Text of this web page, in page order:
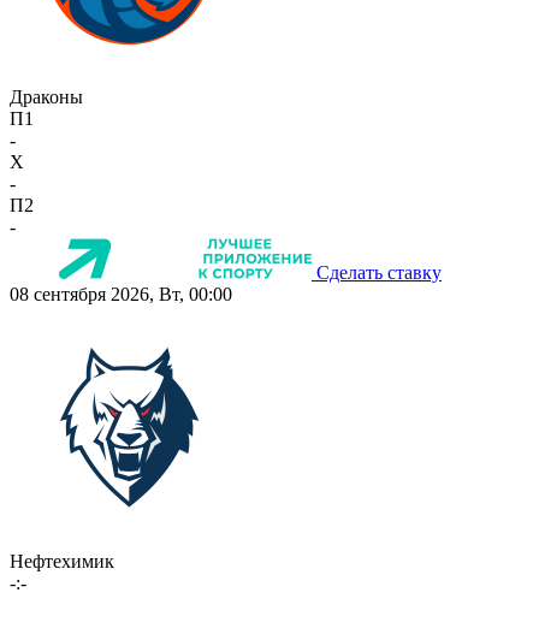
Драконы
П1
-
X
-
П2
-
Сделать ставку
08 сентября 2026, Вт, 00:00
Нефтехимик
-:-